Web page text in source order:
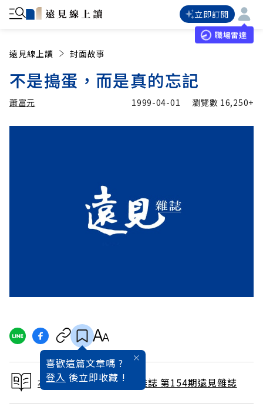
立即訂閱
職場雷達
遠見線上讀 封面故事
不是搗蛋，而是真的忘記
蕭富元 1999-04-01 瀏覽數 16,250+
喜歡這篇文章嗎 ?
登入 後立即收藏 !
本文出自 1999 / 4月號雜誌 第154期遠見雜誌